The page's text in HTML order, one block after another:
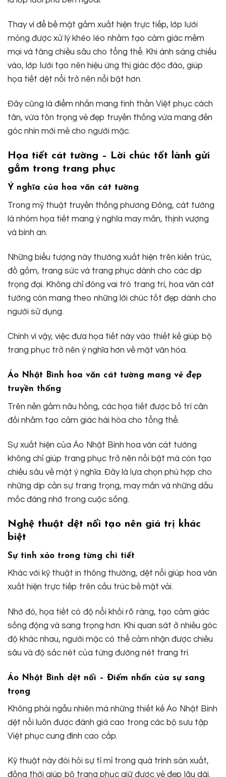
Thay vì để bề mặt gấm xuất hiện trực tiếp, lớp lưới
mỏng được xử lý khéo léo nhằm tạo cảm giác mềm
mại và tăng chiều sâu cho tổng thể. Khi ánh sáng chiếu
vào, lớp lưới tạo nên hiệu ứng thị giác độc đáo, giúp
họa tiết dệt nổi trở nên nổi bật hơn.
Đây cũng là điểm nhấn mang tinh thần Việt phục cách
tân, vừa tôn trọng vẻ đẹp truyền thống vừa mang đến
góc nhìn mới mẻ cho người mặc.
Họa tiết cát tường – Lời chúc tốt lành gửi
gắm trong trang phục
Ý nghĩa của hoa văn cát tường
Trong mỹ thuật truyền thống phương Đông, cát tường
là nhóm họa tiết mang ý nghĩa may mắn, thịnh vượng
và bình an.
Những biểu tượng này thường xuất hiện trên kiến trúc,
đồ gốm, trang sức và trang phục dành cho các dịp
trọng đại. Không chỉ đóng vai trò trang trí, hoa văn cát
tường còn mang theo những lời chúc tốt đẹp dành cho
người sử dụng.
Chính vì vậy, việc đưa họa tiết này vào thiết kế giúp bộ
trang phục trở nên ý nghĩa hơn về mặt văn hóa.
Áo Nhật Bình hoa văn cát tường mang vẻ đẹp
truyền thống
Trên nền gấm nâu hồng, các họa tiết được bố trí cân
đối nhằm tạo cảm giác hài hòa cho tổng thể.
Sự xuất hiện của Áo Nhật Bình hoa văn cát tường
không chỉ giúp trang phục trở nên nổi bật mà còn tạo
chiều sâu về mặt ý nghĩa. Đây là lựa chọn phù hợp cho
những dịp cần sự trang trọng, may mắn và những dấu
mốc đáng nhớ trong cuộc sống.
Nghệ thuật dệt nổi tạo nên giá trị khác
biệt
Sự tinh xảo trong từng chi tiết
Khác với kỹ thuật in thông thường, dệt nổi giúp hoa văn
xuất hiện trực tiếp trên cấu trúc bề mặt vải.
Nhờ đó, họa tiết có độ nổi khối rõ ràng, tạo cảm giác
sống động và sang trọng hơn. Khi quan sát ở nhiều góc
độ khác nhau, người mặc có thể cảm nhận được chiều
sâu và độ sắc nét của từng đường nét trang trí.
Áo Nhật Bình dệt nổi – Điểm nhấn của sự sang
trọng
Không phải ngẫu nhiên mà những thiết kế Áo Nhật Bình
dệt nổi luôn được đánh giá cao trong các bộ sưu tập
Việt phục cung đình cao cấp.
Kỹ thuật này đòi hỏi sự tỉ mỉ trong quá trình sản xuất,
đồng thời giúp bộ trang phục giữ được vẻ đẹp lâu dài.